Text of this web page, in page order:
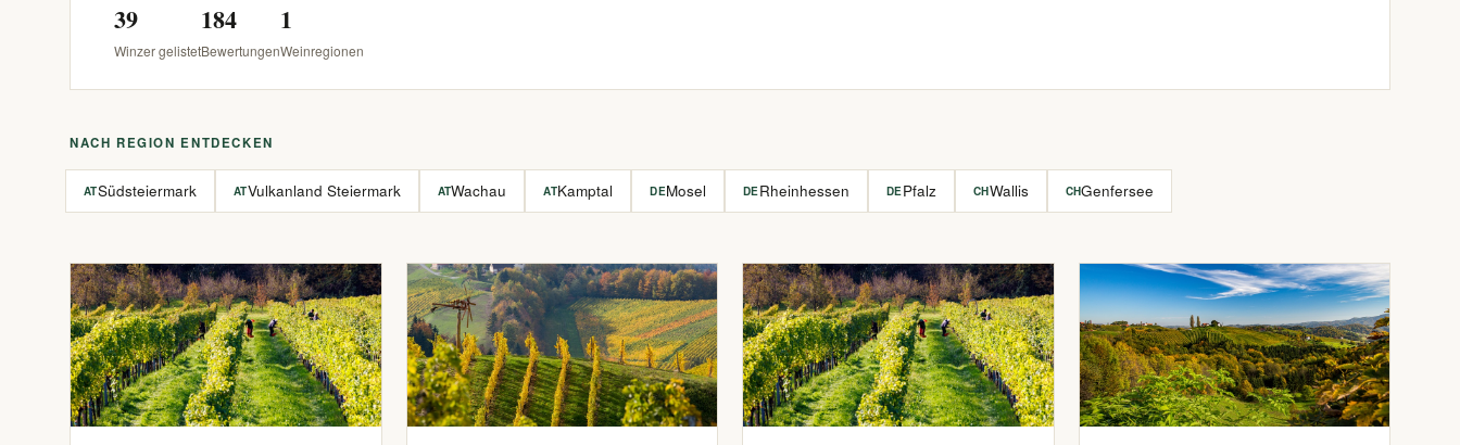
39
Winzer gelistet
184
Bewertungen
1
Weinregionen
NACH REGION ENTDECKEN
ATSüdsteiermark ATVulkanland Steiermark ATWachau ATKamptal DEMosel DE Rheinhessen DE Pfalz CHWallis CHGenfersee